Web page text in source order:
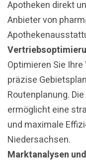
Apotheken direkt
Anbieter von
Optimieren Sie
präzise
Routenplanung.
ermöglicht eine
und maximale
Niedersachsen.
Marktanalysen